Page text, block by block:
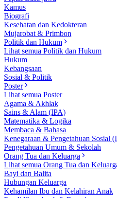
Kamus
Biografi
Kesehatan dan Kedokteran
Mujarobat & Primbon
Politik dan Hukum
Lihat semua Politik dan Hukum
Hukum
Kebangsaan
Sosial & Politik
Poster
Lihat semua Poster
Agama & Akhlak
Sains & Alam (IPA)
Matematika & Logika
Membaca & Bahasa
Kenegaraan & Pengetahuan Sosial
Pengetahuan Umum & Sekolah
Orang Tua dan Keluarga
Lihat semua Orang Tua dan
Bayi dan Balita
Hubungan Keluarga
Kehamilan Ibu dan Kelahiran Anak